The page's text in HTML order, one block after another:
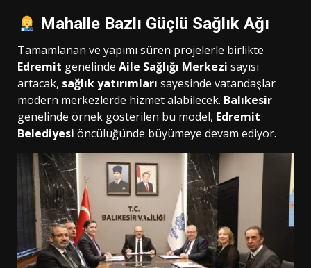
Mahalle Bazlı Güçlü Sağlık Ağı
Tamamlanan ve yapımı süren projelerle birlikte
Edremit genelinde Aile Sağlığı Merkezi sayısı
artacak, sağlık yatırımları sayesinde vatandaşlar
modern merkezlerde hizmet alabilecek. Balıkesir
genelinde örnek gösterilen bu model, Edremit
Belediyesi öncülüğünde büyümeye devam ediyor.